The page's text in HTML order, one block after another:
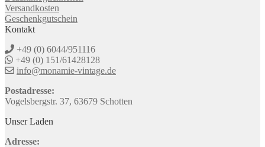
Versandkosten
Geschenkgutschein
Kontakt
+49 (0) 6044/951116
+49 (0) 151/61428128
info@monamie-vintage.de
Postadresse:
Vogelsbergstr. 37, 63679 Schotten
Unser Laden
Adresse: